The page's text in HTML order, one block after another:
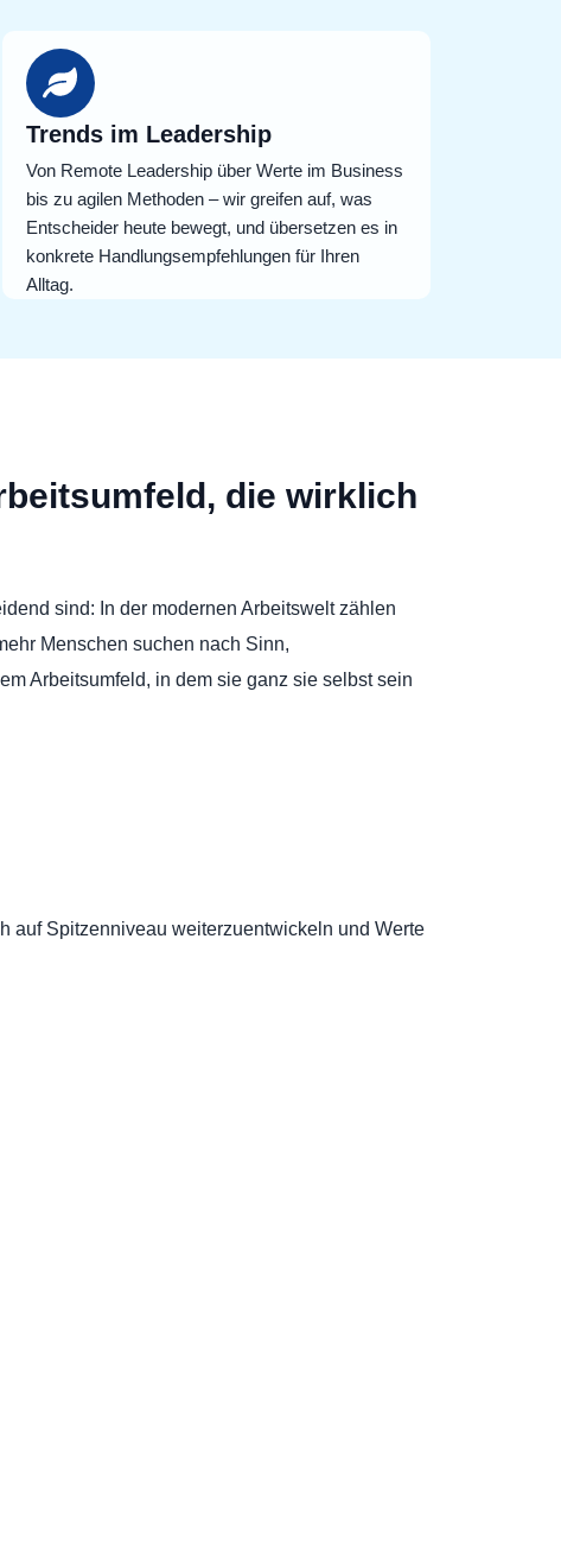
Trends im Leadership
Von Remote Leadership über Werte im Business
bis zu agilen Methoden – wir greifen auf, was
Entscheider heute bewegt, und übersetzen es in
konkrete Handlungsempfehlungen für Ihren
Alltag.
die wirklich
sind: In der modernen Arbeitswelt zählen
Menschen suchen nach Sinn,
Arbeitsumfeld, in dem sie ganz sie selbst sein
auf Spitzenniveau weiterzuentwickeln und Werte